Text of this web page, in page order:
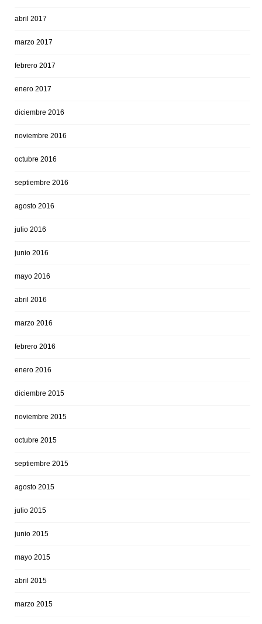
abril 2017
marzo 2017
febrero 2017
enero 2017
diciembre 2016
noviembre 2016
octubre 2016
septiembre 2016
agosto 2016
julio 2016
junio 2016
mayo 2016
abril 2016
marzo 2016
febrero 2016
enero 2016
diciembre 2015
noviembre 2015
octubre 2015
septiembre 2015
agosto 2015
julio 2015
junio 2015
mayo 2015
abril 2015
marzo 2015